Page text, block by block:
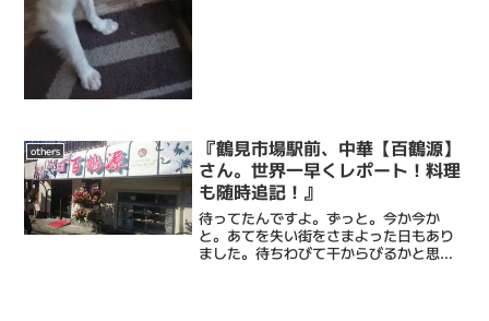
others
『鶴見市場駅前、中華【百鶴源】
さん。世界一早くレポート！料理
も随時追記！』
待ってたんですよ。ずっと。今か今か
と。あてを失い街をさまよった日もあり
ました。待ちわびて干からびるかと思い